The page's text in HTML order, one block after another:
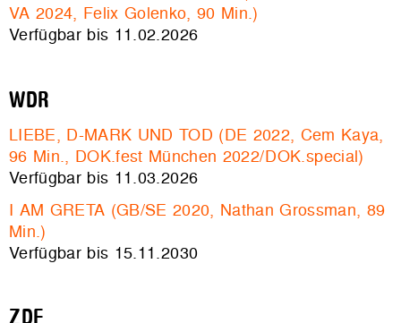
VA 2024, Felix Golenko, 90 Min.)
Verfügbar bis 11.02.2026
WDR
LIEBE, D-MARK UND TOD (DE 2022, Cem Kaya,
96 Min., DOK.fest München 2022/DOK.special)
Verfügbar bis 11.03.2026
I AM GRETA (GB/SE 2020, Nathan Grossman, 89
Min.)
Verfügbar bis 15.11.2030
ZDF